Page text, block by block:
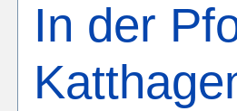
In der